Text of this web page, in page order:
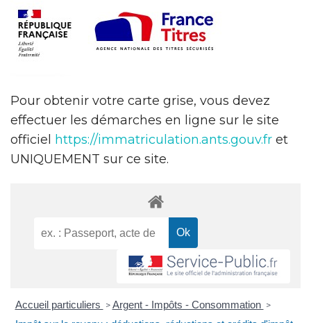
Pour obtenir votre carte grise, vous devez
effectuer les démarches en ligne sur le site
officiel
https://immatriculation.ants.gouv.fr et
UNIQUEMENT sur ce site.
Accueil particuliers > Argent - Impôts - Consommation >